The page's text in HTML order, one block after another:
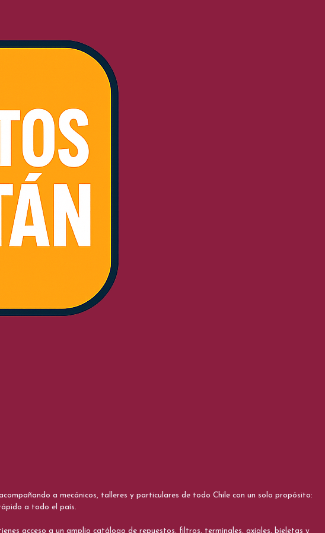
a mecánicos, talleres y particulares de todo Chile con un solo propósito:
a todo el país.
acceso a un amplio catálogo de repuestos, filtros, terminales, axiales, bieletas y